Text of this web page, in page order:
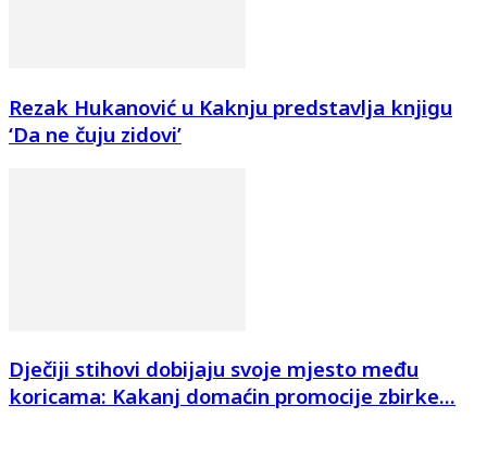
Rezak Hukanović u Kaknju predstavlja knjigu
‘Da ne čuju zidovi’
Dječiji stihovi dobijaju svoje mjesto među
koricama: Kakanj domaćin promocije zbirke...